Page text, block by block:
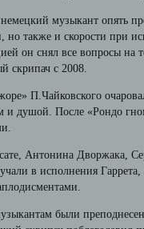
музыкант опять
но также и скорости при
он снял все вопросы на
скрипач с 2008.
П.Чайковского
и душой. После «Рондо
Антонина Дворжака,
в исполнения
были